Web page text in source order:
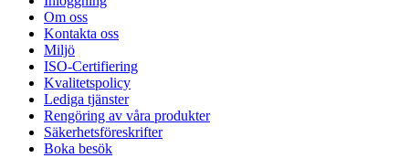
Om oss
Kontakta oss
Miljö
ISO-Certifiering
Kvalitetspolicy
Lediga tjänster
Rengöring av våra produkter
Säkerhetsföreskrifter
Boka besök